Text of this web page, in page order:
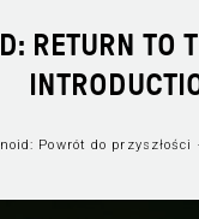
RETURN TO
Powrót do przyszłości